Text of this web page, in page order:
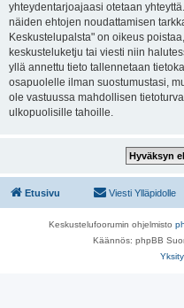
yhteydentarjoajaasi otetaan
näiden ehtojen noudattamisen
Keskustelupalsta" on oikeus
keskusteluketju tai viesti niin
yllä annettu tieto tallennetaan
osapuolelle ilman suostumustasi,
ole vastuussa mahdollisen
ulkopuolisille tahoille.
Etusivu Viesti Ylläpidolle
Keskustelufoorumin ohjelmisto
Käännös: phpBB